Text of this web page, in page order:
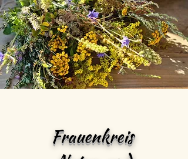
Frauenkreis